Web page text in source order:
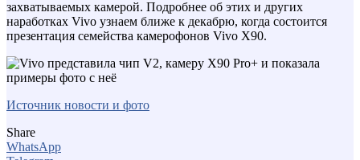
захватываемых камерой. Подробнее об этих и других
наработках Vivo узнаем ближе к декабрю, когда состоится
презентация семейства камерофонов Vivo X90.
Источник новости и фото
Share
WhatsApp